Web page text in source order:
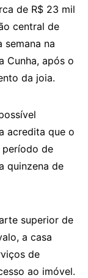
de R$ 23 mil
central de
na
Cunha, após o
da joia.
acredita que o
de
quinzena de
superior de
a casa
de
ao imóvel.